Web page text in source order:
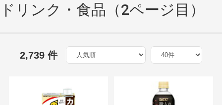
ドリンク・食品（2ページ目）
2,739 件